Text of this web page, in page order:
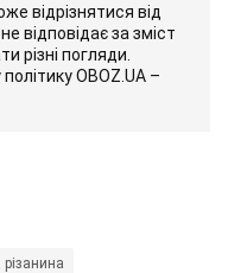
відрізнятися від
відповідає за зміст
різні погляди.
OBOZ.UA –